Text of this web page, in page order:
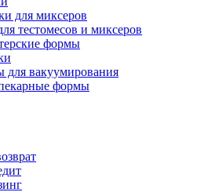
для миксеров
тестомесов и миксеров
формы
для вакуумирования
формы